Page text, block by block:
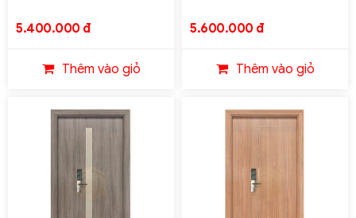
5.400.000 đ
Thêm vào giỏ
5.600.000 đ
Thêm vào giỏ